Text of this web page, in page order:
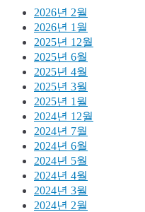
2026년 2월
2026년 1월
2025년 12월
2025년 6월
2025년 4월
2025년 3월
2025년 1월
2024년 12월
2024년 7월
2024년 6월
2024년 5월
2024년 4월
2024년 3월
2024년 2월